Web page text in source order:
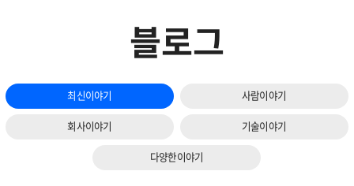
블로그
최신이야기 사람이야기
회사이야기 기술이야기
다양한이야기